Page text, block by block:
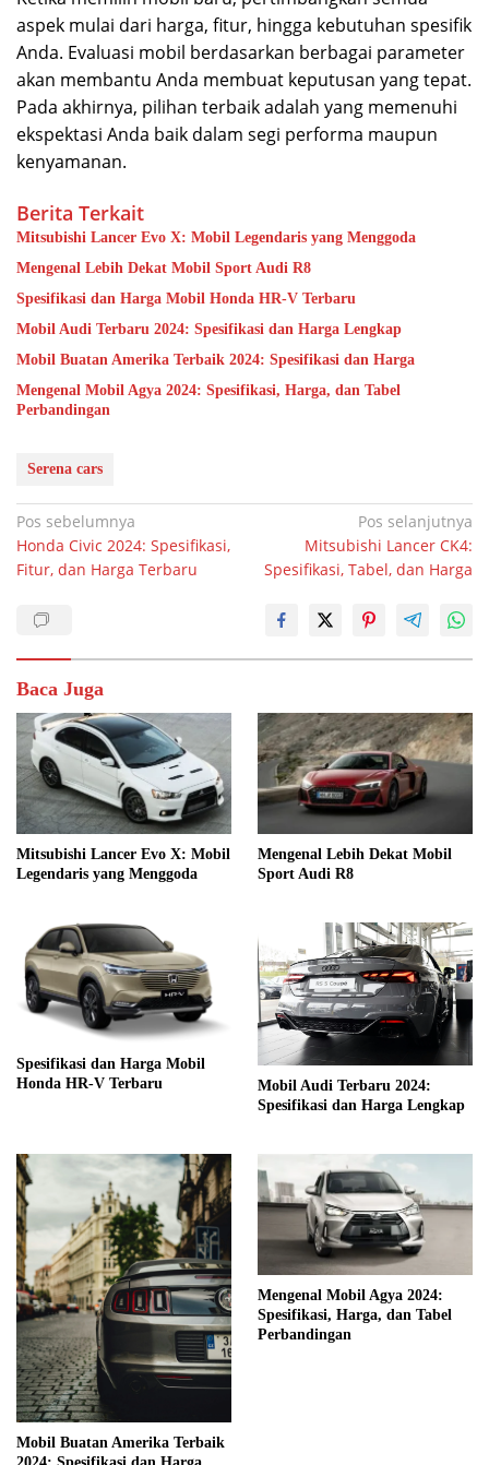
aspek mulai dari harga, fitur, hingga kebutuhan spesifik
Anda. Evaluasi mobil berdasarkan berbagai parameter
akan membantu Anda membuat keputusan yang tepat.
Pada akhirnya, pilihan terbaik adalah yang memenuhi
ekspektasi Anda baik dalam segi performa maupun
kenyamanan.
Berita Terkait
Mitsubishi Lancer Evo X: Mobil Legendaris yang Menggoda
Mengenal Lebih Dekat Mobil Sport Audi R8
Spesifikasi dan Harga Mobil Honda HR-V Terbaru
Mobil Audi Terbaru 2024: Spesifikasi dan Harga Lengkap
Mobil Buatan Amerika Terbaik 2024: Spesifikasi dan Harga
Mengenal Mobil Agya 2024: Spesifikasi, Harga, dan Tabel
Perbandingan
Serena cars
Navigasi
pos
Pos sebelumnya
Honda Civic 2024: Spesifikasi,
Fitur, dan Harga Terbaru
Pos selanjutnya
Mitsubishi Lancer CK4:
Spesifikasi, Tabel, dan Harga
Baca Juga
Mitsubishi Lancer Evo X: Mobil
Legendaris yang Menggoda
Mengenal Lebih Dekat Mobil
Sport Audi R8
Spesifikasi dan Harga Mobil
Honda HR-V Terbaru
Mobil Audi Terbaru 2024:
Spesifikasi dan Harga Lengkap
Mobil Buatan Amerika Terbaik
Mengenal Mobil Agya 2024:
Spesifikasi, Harga, dan Tabel
Perbandingan